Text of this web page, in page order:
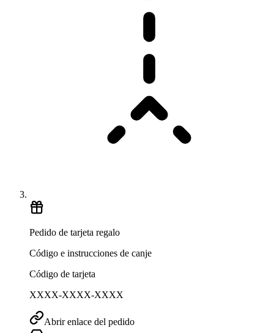
Pedido de tarjeta regalo
Código e instrucciones de canje
Código de tarjeta
XXXX-XXXX-XXXX
Abrir enlace del pedido